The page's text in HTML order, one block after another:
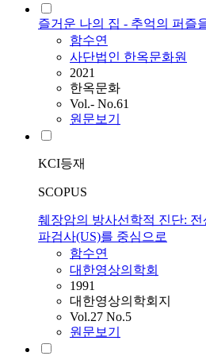
즐거운 나의 집 - 추억의 퍼즐
함수연
사단법인 한옥문화원
2021
한옥문화
Vol.- No.61
원문보기
KCI등재
SCOPUS
췌장암의 방사선학적 진단:
파검사(US)를 중심으로
함수연
대한영상의학회
1991
대한영상의학회지
Vol.27 No.5
원문보기